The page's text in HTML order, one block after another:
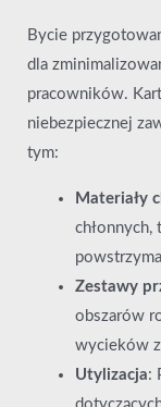
Bycie
dla
pracowników.
niebezpiecznej
tym:
Materiały
chłonnych,
Zestawy
obszarów
wycieków
Utylizacja: